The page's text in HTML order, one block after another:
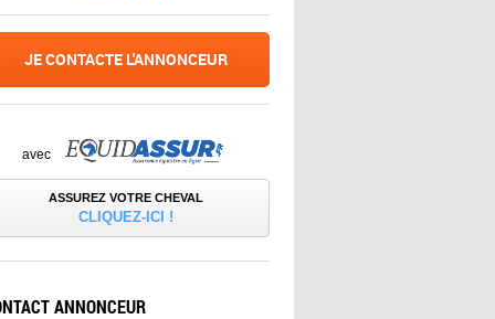
JE CONTACTE L'ANNONCEUR
avec
ASSUREZ VOTRE CHEVAL
CLIQUEZ-ICI !
ANNONCEUR